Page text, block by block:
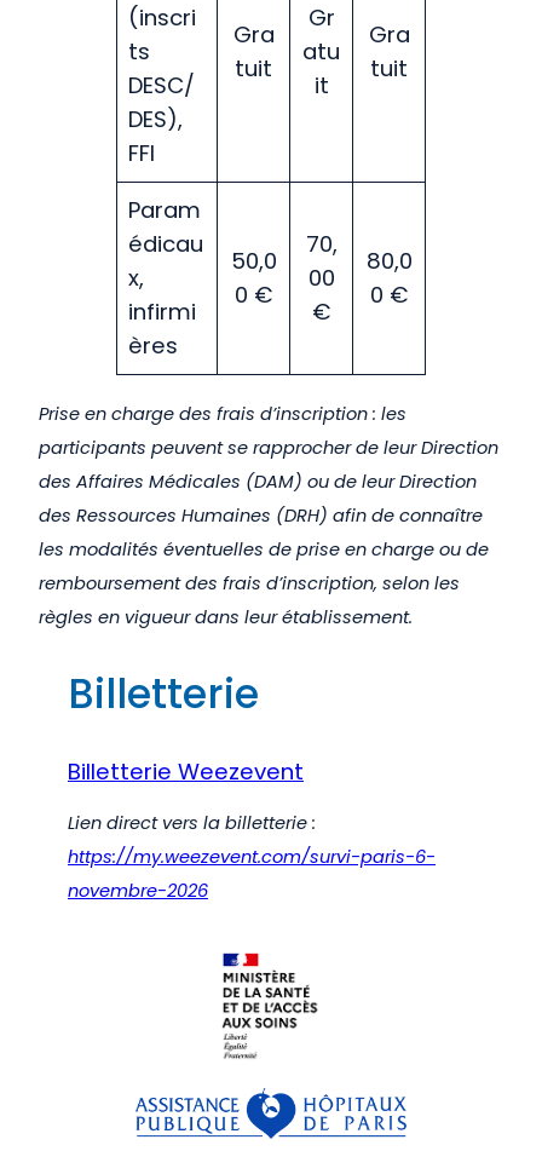
(inscri
ts
DESC/
DES),
FFI
Gra
tuit
Gr
atu
it
Gra
tuit
Param
édicau
x,
infirmi
ères
50,0
0 €
70,
00
€
80,0
0 €
Prise en charge des frais d’inscription : les
participants peuvent se rapprocher de leur Direction
des Affaires Médicales (DAM) ou de leur Direction
des Ressources Humaines (DRH) afin de connaître
les modalités éventuelles de prise en charge ou de
remboursement des frais d’inscription, selon les
règles en vigueur dans leur établissement.
Billetterie
Billetterie Weezevent
Lien direct vers la billetterie :
https://my.weezevent.com/survi-paris-6-
novembre-2026